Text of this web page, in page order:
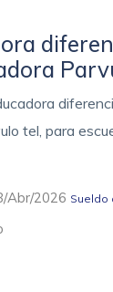
tel, para
Abr/2026 Sueldo